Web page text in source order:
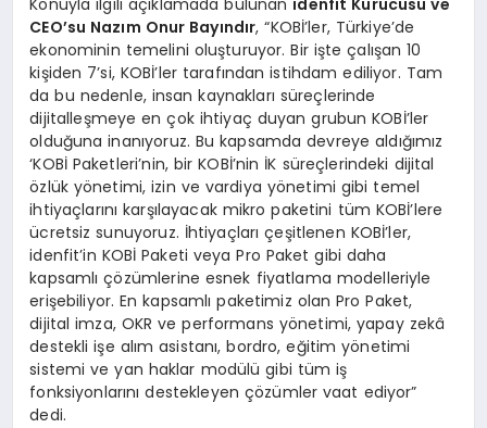
Konuyla ilgili açıklamada bulunan idenfit Kurucusu ve
CEO’su Nazım Onur Bayındır, “KOBİ’ler, Türkiye’de
ekonominin temelini oluşturuyor. Bir işte çalışan 10
kişiden 7’si, KOBİ’ler tarafından istihdam ediliyor. Tam
da bu nedenle, insan kaynakları süreçlerinde
dijitalleşmeye en çok ihtiyaç duyan grubun KOBİ’ler
olduğuna inanıyoruz. Bu kapsamda devreye aldığımız
‘KOBİ Paketleri’nin, bir KOBİ’nin İK süreçlerindeki dijital
özlük yönetimi, izin ve vardiya yönetimi gibi temel
ihtiyaçlarını karşılayacak mikro paketini tüm KOBİ’lere
ücretsiz sunuyoruz. İhtiyaçları çeşitlenen KOBİ’ler,
idenfit’in KOBİ Paketi veya Pro Paket gibi daha
kapsamlı çözümlerine esnek fiyatlama modelleriyle
erişebiliyor. En kapsamlı paketimiz olan Pro Paket,
dijital imza, OKR ve performans yönetimi, yapay zekâ
destekli işe alım asistanı, bordro, eğitim yönetimi
sistemi ve yan haklar modülü gibi tüm iş
fonksiyonlarını destekleyen çözümler vaat ediyor”
dedi.